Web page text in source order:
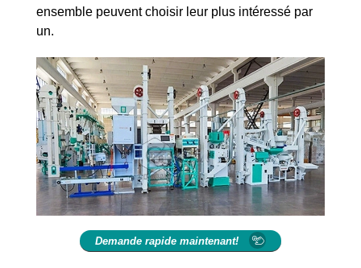
ensemble peuvent choisir leur plus intéressé par
un.
Demande rapide maintenant!